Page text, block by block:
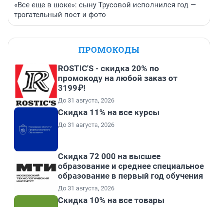
«Все еще в шоке»: сыну Трусовой исполнился год —
трогательный пост и фото
ПРОМОКОДЫ
ROSTIC'S - скидка 20% по
промокоду на любой заказ от
3199₽!
До 31 августа, 2026
Скидка 11% на все курсы
До 31 августа, 2026
Скидка 72 000 на высшее
образование и среднее специальное
образование в первый год обучения
До 31 августа, 2026
Скидка 10% на все товары